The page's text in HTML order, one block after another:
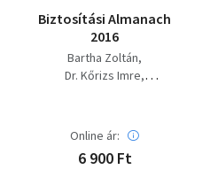
Biztosítási Almanach
2016
Bartha Zoltán
Dr. Kőrizs Imre
Online ár:
6 900 Ft